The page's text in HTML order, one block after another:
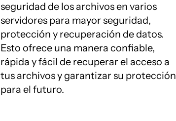
seguridad de los archivos en varios
servidores para mayor seguridad,
protección y recuperación de datos.
Esto ofrece una manera confiable,
rápida y fácil de recuperar el acceso a
tus archivos y garantizar su protección
para el futuro.